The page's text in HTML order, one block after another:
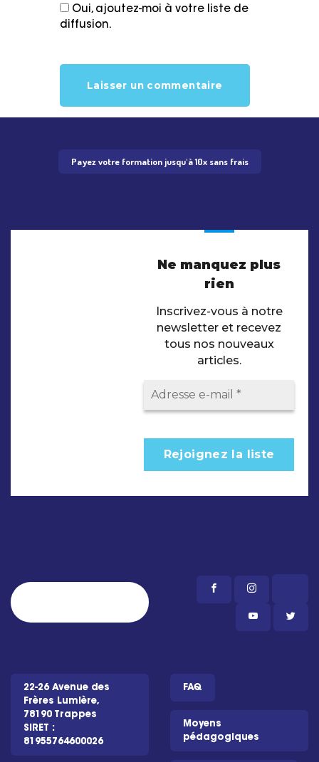
Oui, ajoutez-moi à votre liste de
diffusion.
Payez votre formation jusqu'à 10x sans frais
Ne manquez plus
rien
Inscrivez-vous à notre
newsletter et recevez
tous nos nouveaux
articles.
22-26 Avenue des
Frères Lumière,
78190 Trappes
SIRET :
81955764600026
FAQ
Moyens
pédagogiques